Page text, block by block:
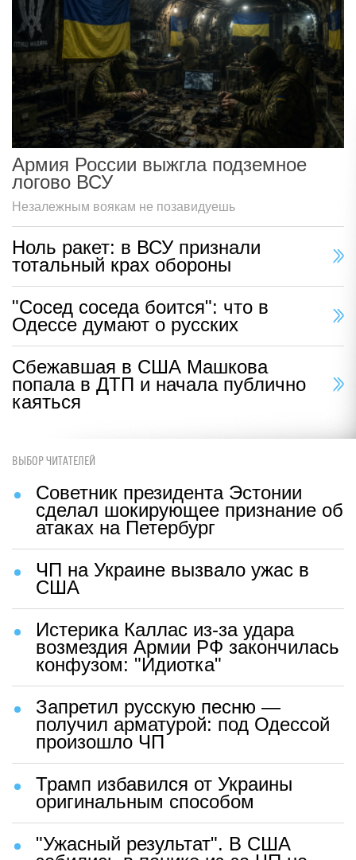
Армия России выжгла подземное
логово ВСУ
Незалежным воякам не позавидуешь
Ноль ракет: в ВСУ признали
тотальный крах обороны
"Сосед соседа боится": что в
Одессе думают о русских
Сбежавшая в США Машкова
попала в ДТП и начала публично
каяться
ВЫБОР ЧИТАТЕЛЕЙ
Советник президента Эстонии
сделал шокирующее признание об
атаках на Петербург
ЧП на Украине вызвало ужас в
США
Истерика Каллас из-за удара
возмездия Армии РФ закончилась
конфузом: "Идиотка"
Запретил русскую песню —
получил арматурой: под Одессой
произошло ЧП
Трамп избавился от Украины
оригинальным способом
"Ужасный результат". В США